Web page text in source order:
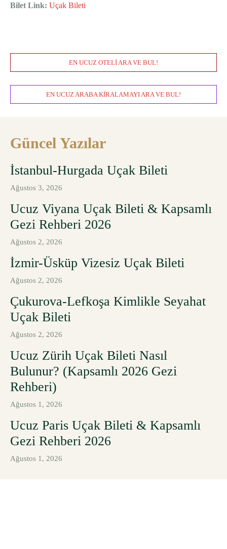
Bilet Link: Uçak Bileti
EN UCUZ OTELI ARA VE BUL!
EN UCUZ ARABA KIRALAMAYI ARA VE BUL!
Güncel Yazılar
İstanbul-Hurgada Uçak Bileti
Ağustos 3, 2026
Ucuz Viyana Uçak Bileti & Kapsamlı
Gezi Rehberi 2026
Ağustos 2, 2026
İzmir-Üsküp Vizesiz Uçak Bileti
Ağustos 2, 2026
Çukurova-Lefkoşa Kimlikle Seyahat
Uçak Bileti
Ağustos 2, 2026
Ucuz Zürih Uçak Bileti Nasıl
Bulunur? (Kapsamlı 2026 Gezi
Rehberi)
Ağustos 1, 2026
Ucuz Paris Uçak Bileti & Kapsamlı
Gezi Rehberi 2026
Ağustos 1, 2026